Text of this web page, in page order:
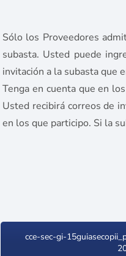
Sólo los Proveedores
subasta. Usted puede
invitación a la subasta que
Tenga en cuenta que en
Usted recibirá correos de
en los que participo. Si la
cce-sec-gi-